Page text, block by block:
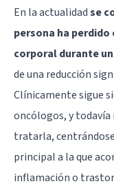
En la actualidadse
persona ha perdido
corporal durante
de una reducción
Clínicamente sigue
oncólogos, y todavía
tratarla,
principal a la que
inflamación o